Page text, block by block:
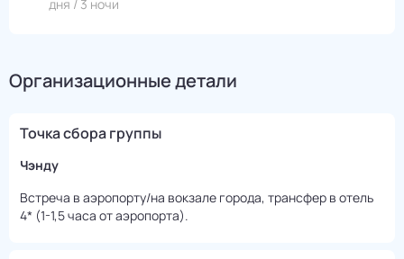
дня / 3 ночи
Организационные детали
Точка сбора группы
Чэнду
Встреча в аэропорту/на вокзале города, трансфер в отель
4* (1-1,5 часа от аэропорта).